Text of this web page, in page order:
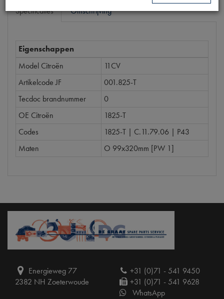
Specificaties Omschrijving
Eigenschappen
Model Citroën
11CV
Artikelcode JF
001.825-T
Tecdoc brandnummer
0
OE Citroën
1825-T
Codes
1825-T | C.11.79.06 | P43
Maten
O 99x320mm [PW 1]
Energieweg 77
2382 NH Zoeterwoude
+31 (0)71 - 541 9450
+31 (0)71 - 541 9628
WhatsApp